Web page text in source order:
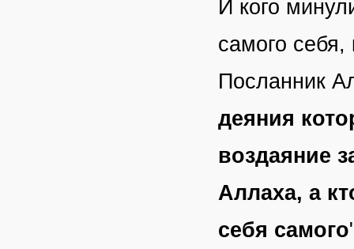
И кого
самого
Посланник
деяния
воздаяние
Аллаха, а
себя самого